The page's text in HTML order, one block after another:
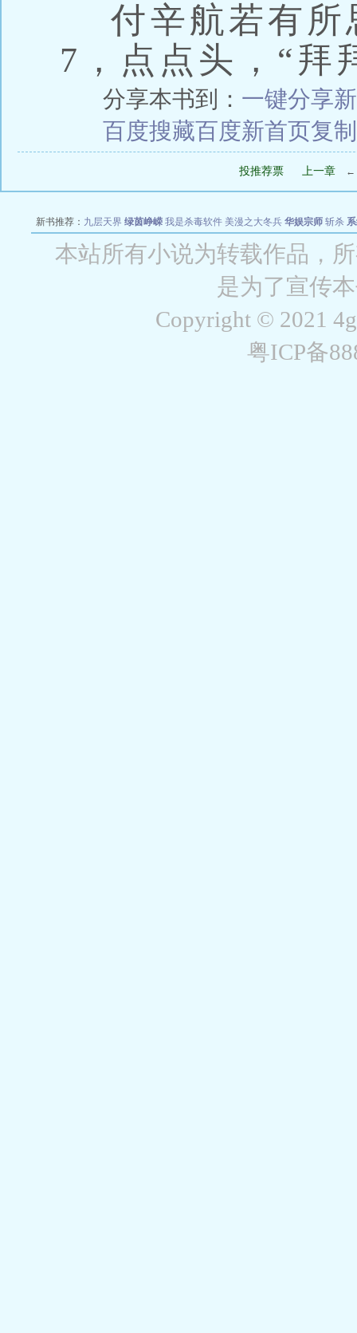
付辛航若有所
7，点点头，“拜
分享本书到： 一键分享
百度搜藏百度新首页复
投推荐票 上一章 ←
新书推荐： 九层天界 绿茵峥嵘 我是杀毒软件 美漫之大冬兵 华娱宗师 斩杀
战争天堂 混元道纪 教练万岁 都市全能巨星 绝对交易 全职武神 位面复
本站所有小说为转载作品，
是为了宣传
Copyright © 2021
粤ICP备